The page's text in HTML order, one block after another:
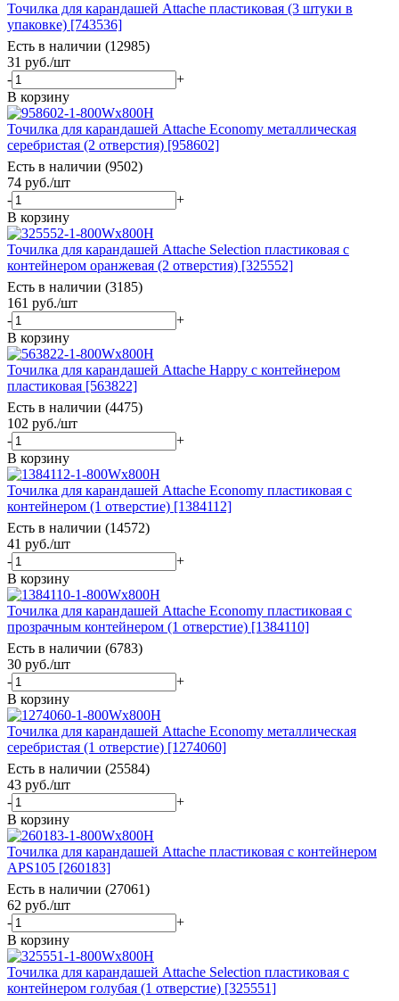
Точилка для карандашей Attache пластиковая (3 штуки в
упаковке) [743536]
Есть в наличии (12985)
31 руб./шт
-
+
В корзину
Точилка для карандашей Attache Economy металлическая
серебристая (2 отверстия) [958602]
Есть в наличии (9502)
74 руб./шт
-
+
В корзину
Точилка для карандашей Attache Selection пластиковая с
контейнером оранжевая (2 отверстия) [325552]
Есть в наличии (3185)
161 руб./шт
-
+
В корзину
Точилка для карандашей Attache Happy с контейнером
пластиковая [563822]
Есть в наличии (4475)
102 руб./шт
-
+
В корзину
Точилка для карандашей Attache Economy пластиковая с
контейнером (1 отверстие) [1384112]
Есть в наличии (14572)
41 руб./шт
-
+
В корзину
Точилка для карандашей Attache Economy пластиковая с
прозрачным контейнером (1 отверстие) [1384110]
Есть в наличии (6783)
30 руб./шт
-
+
В корзину
Точилка для карандашей Attache Economy металлическая
серебристая (1 отверстие) [1274060]
Есть в наличии (25584)
43 руб./шт
-
+
В корзину
Точилка для карандашей Attache пластиковая с контейнером
APS105 [260183]
Есть в наличии (27061)
62 руб./шт
-
+
В корзину
Точилка для карандашей Attache Selection пластиковая с
контейнером голубая (1 отверстие) [325551]